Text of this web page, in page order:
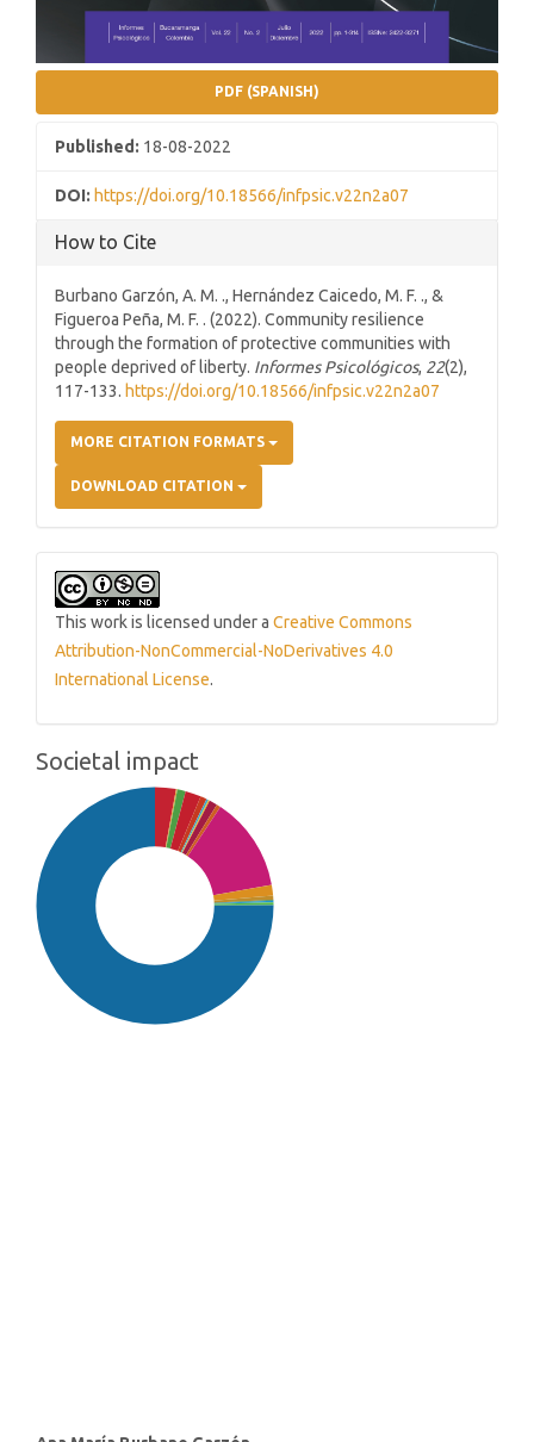
PDF (SPANISH)
Published: 18-08-2022
DOI: https://doi.org/10.18566/infpsic.v22n2a07
How to Cite
Burbano Garzón, A. M. ., Hernández Caicedo, M. F. ., &
Figueroa Peña, M. F. . (2022). Community resilience
through the formation of protective communities with
people deprived of liberty. Informes Psicológicos, 22(2),
117-133. https://doi.org/10.18566/infpsic.v22n2a07
MORE CITATION FORMATS
DOWNLOAD CITATION
This work is licensed under a Creative Commons
Attribution-NonCommercial-NoDerivatives 4.0
International License.
Societal impact